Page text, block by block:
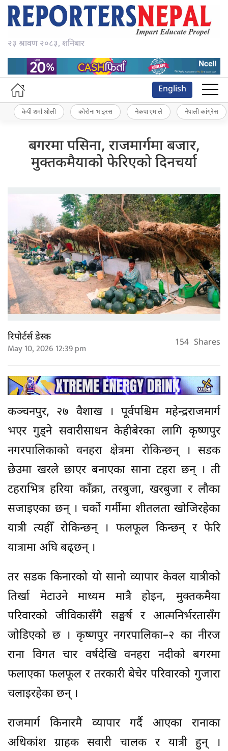
२३ श्रावण २०८३, शनिबार
English
केपी शर्मा ओली कोरोना भाइरस नेकपा एमाले नेपाली कांग्रेस
बगरमा पसिना, राजमार्गमा बजार,
मुक्तकमैयाको फेरिएको दिनचर्या
रिपोर्टर्स डेस्क
May 10, 2026 12:39 pm 154 Shares
कञ्चनपुर, २७ वैशाख । पूर्वपश्चिम महेन्द्रराजमार्ग
भएर गुड्ने सवारीसाधन केहीबेरका लागि कृष्णपुर
नगरपालिकाको वनहरा क्षेत्रमा रोकिन्छन् । सडक
छेउमा खरले छाएर बनाएका साना टहरा छन् । ती
टहराभित्र हरिया काँक्रा, तरबुजा, खरबुजा र लौका
सजाइएका छन् । चर्को गर्मीमा शीतलता खोजिरहेका
यात्री त्यहीँ रोकिन्छन् । फलफूल किन्छन् र फेरि
यात्रामा अघि बढ्छन् ।
तर सडक किनारको यो सानो व्यापार केवल यात्रीको
तिर्खा मेटाउने माध्यम मात्रै होइन, मुक्तकमैया
परिवारको जीविकासँगै सङ्घर्ष र आत्मनिर्भरतासँग
जोडिएको छ । कृष्णपुर नगरपालिका–२ का नीरज
राना विगत चार वर्षदेखि वनहरा नदीको बगरमा
फलाएका फलफूल र तरकारी बेचेर परिवारको गुजारा
चलाइरहेका छन् ।
राजमार्ग किनारमै व्यापार गर्दै आएका रानाका
अधिकांश ग्राहक सवारी चालक र यात्री हुन् ।